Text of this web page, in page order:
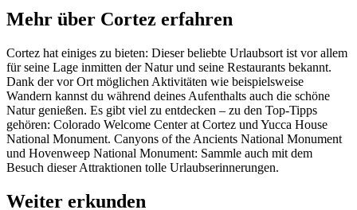
Mehr über Cortez erfahren
Cortez hat einiges zu bieten: Dieser beliebte Urlaubsort ist vor allem
für seine Lage inmitten der Natur und seine Restaurants bekannt.
Dank der vor Ort möglichen Aktivitäten wie beispielsweise
Wandern kannst du während deines Aufenthalts auch die schöne
Natur genießen. Es gibt viel zu entdecken – zu den Top-Tipps
gehören: Colorado Welcome Center at Cortez und Yucca House
National Monument. Canyons of the Ancients National Monument
und Hovenweep National Monument: Sammle auch mit dem
Besuch dieser Attraktionen tolle Urlaubserinnerungen.
Weiter erkunden